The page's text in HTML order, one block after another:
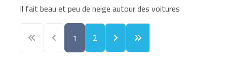
Il fait beau et peu de neige autour des voitures
1
2